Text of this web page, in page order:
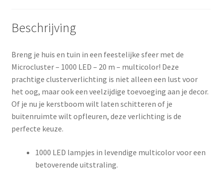
Beschrijving
Breng je huis en tuin in een feestelijke sfeer met de
Microcluster – 1000 LED – 20 m – multicolor! Deze
prachtige clusterverlichting is niet alleen een lust voor
het oog, maar ook een veelzijdige toevoeging aan je decor.
Of je nu je kerstboom wilt laten schitteren of je
buitenruimte wilt opfleuren, deze verlichting is de
perfecte keuze.
1000 LED lampjes in levendige multicolor voor een
betoverende uitstraling.